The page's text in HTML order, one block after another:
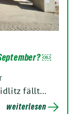
￼
fällt…
weiterlesen